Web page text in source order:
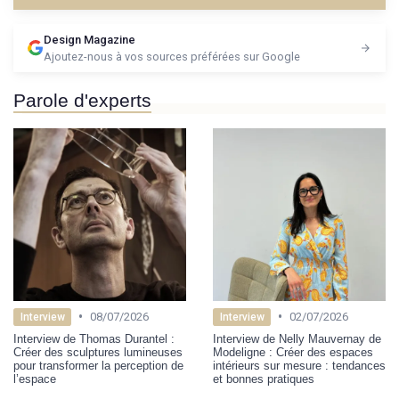
Design Magazine
Ajoutez-nous à vos sources préférées sur Google
Parole d'experts
Interview • 08/07/2026
Interview de Thomas Durantel :
Créer des sculptures lumineuses
pour transformer la perception de
l’espace
Interview • 02/07/2026
Interview de Nelly Mauvernay de
Modeligne : Créer des espaces
intérieurs sur mesure : tendances
et bonnes pratiques